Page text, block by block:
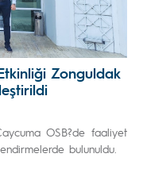
Zonguldak
OSB?de faaliyet
bulunuldu.